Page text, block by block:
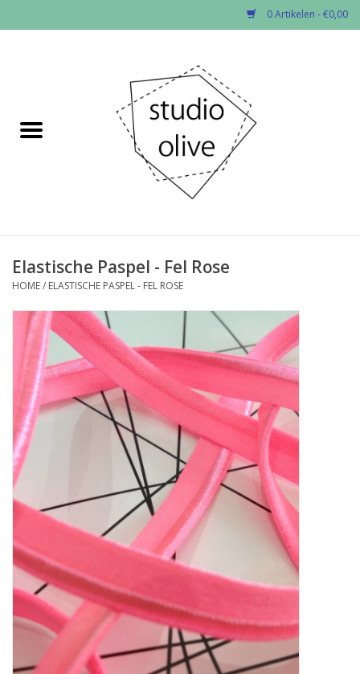
0 Artikelen - €0,00
✂︎Nieuw
Fournituren
Workshops
Diy pakketten
Studio Olive inspireert....
Elastische Paspel - Fel Rose
HOME/ ELASTISCHE PASPEL - FEL ROSE